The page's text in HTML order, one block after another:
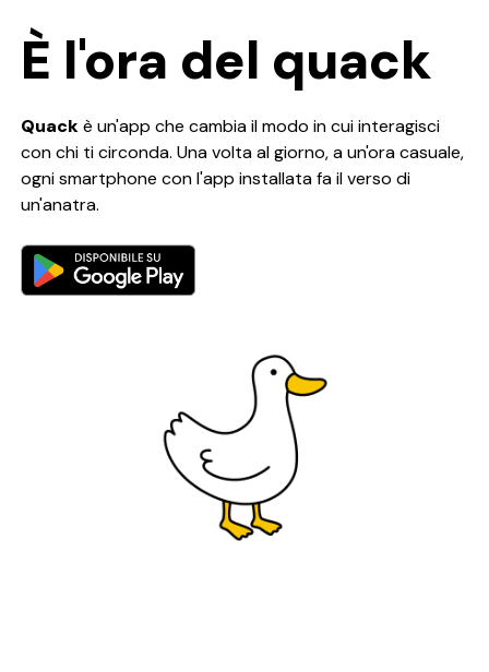
È l'ora del quack
Quackè un'app che cambia il modo in cui interagisci
con chi ti circonda. Una volta al giorno, a un'ora casuale,
ogni smartphone con l'app installata fa il verso di
un'anatra.